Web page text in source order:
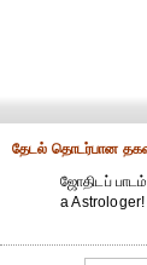
தேட‌ல் தொட‌ர்பான
ஜோதிடப்
a